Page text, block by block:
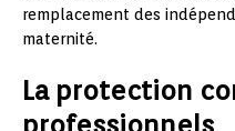
remplacement des
maternité.
La protection
professionnels